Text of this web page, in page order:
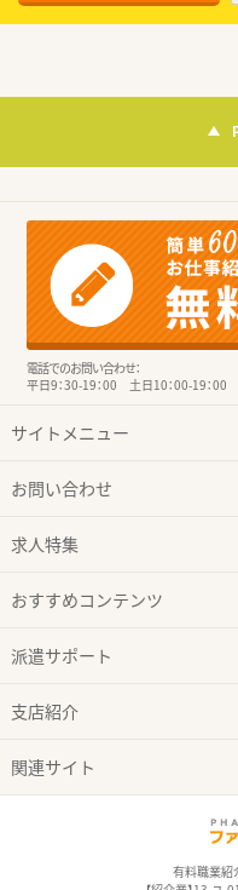
電話でのお問い合わせ：
平日9：30-19：00 土日10：00-19：00
サイトメニュー
お問い合わせ
求人特集
おすすめコンテンツ
派遣サポート
支店紹介
関連サイト
有料職業紹